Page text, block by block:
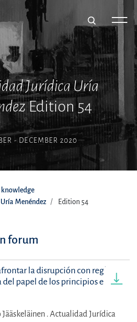
Jurídica Uría
Edition 54
- DECEMBER 2020
knowledge
Menéndez
Edition 54
forum
la disrupción con reglas?:
papel de los principios en el
. Actualidad Jurídica